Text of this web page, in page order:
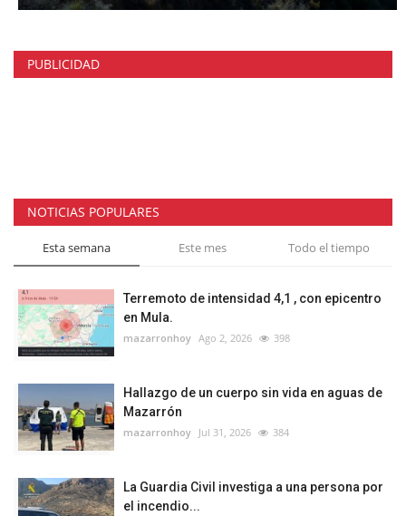
PUBLICIDAD
NOTICIAS POPULARES
Esta semana Este mes Todo el tiempo
Terremoto de intensidad 4,1 , con epicentro
en Mula.
mazarronhoy Ago 2, 2026 398
Hallazgo de un cuerpo sin vida en aguas de
Mazarrón
mazarronhoy Jul 31, 2026 384
La Guardia Civil investiga a una persona por
el incendio...